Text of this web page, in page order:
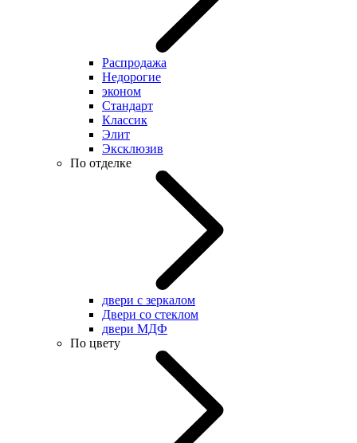
Распродажа
Недорогие
эконом
Стандарт
Классик
Элит
Эксклюзив
По отделке
двери с зеркалом
Двери со стеклом
двери МДФ
По цвету